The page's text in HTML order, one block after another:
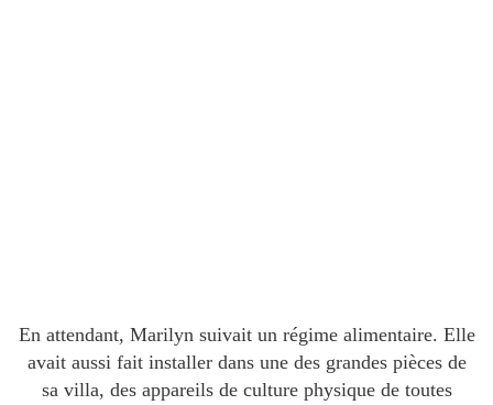
En attendant, Marilyn suivait un régime alimentaire. Elle
avait aussi fait installer dans une des grandes pièces de
sa villa, des appareils de culture physique de toutes